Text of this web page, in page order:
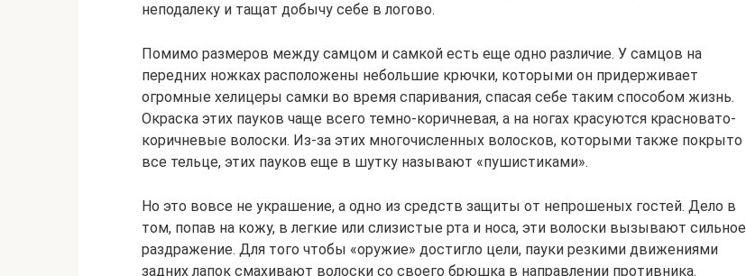
неподалеку и тащат добычу себе в логово.
Помимо размеров между самцом и самкой есть еще одно различие. У самцов на
передних ножках расположены небольшие крючки, которыми он придерживает
огромные хелицеры самки во время спаривания, спасая себе таким способом жизнь.
Окраска этих пауков чаще всего темно-коричневая, а на ногах красуются красновато-
коричневые волоски. Из-за этих многочисленных волосков, которыми также покрыто
все тельце, этих пауков еще в шутку называют «пушистиками».
Но это вовсе не украшение, а одно из средств защиты от непрошеных гостей. Дело в
том, попав на кожу, в легкие или слизистые рта и носа, эти волоски вызывают сильное
раздражение. Для того чтобы «оружие» достигло цели, пауки резкими движениями
задних лапок смахивают волоски со своего брюшка в направлении противника.